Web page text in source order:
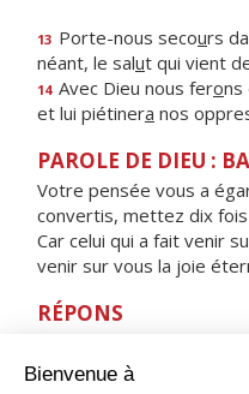
13 Porte-nous secours
néant, le salut qui vient
14 Avec Dieu nous ferons
et lui piétinera nos
PAROLE DE DIEU :
Votre pensée vous a
convertis, mettez dix fois
Car celui qui a fait venir
venir sur vous la joie
RÉPONS
près de lui abonde le